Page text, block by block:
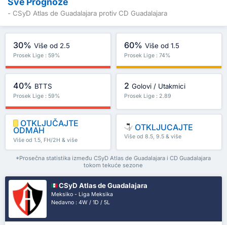
- CSyD Atlas de Guadalajara protiv CD Guadalajara
30% Više od 2.5
Prosek Lige : 59%
60% Više od 1.5
Prosek Lige : 74%
40% BTTS
Prosek Lige : 59%
2 Golovi / Utakmici
Prosek Lige : 2.89
OTKLJUČAJTE
ODMAH
Više od 1.5, FH/2H & više
OTKLJUCAJTE
Više od 8.5, 9.5 & više
*Prosečna statistika između CSyD Atlas de Guadalajara i CD Guadalajara
tokom tekuće sezone
CSyD Atlas de Guadalajara
Meksiko - Liga Meksika
Nedavno : 4W / 1D / 5L